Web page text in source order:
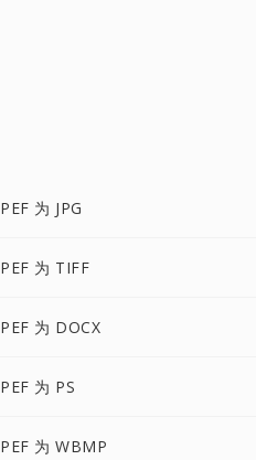
PEF 为 JPG
PEF 为 TIFF
PEF 为 DOCX
PEF 为 PS
PEF 为 WBMP